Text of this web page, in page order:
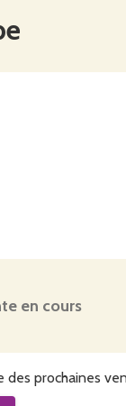
en cours
des prochaines